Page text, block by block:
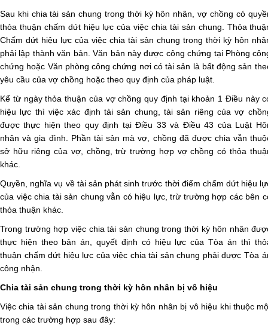
Sau khi chia tài sản chung trong thời kỳ hôn nhân, vợ chồng có
thỏa thuận chấm dứt hiệu lực của việc chia tài sản chung. Thỏa
Chấm dứt hiệu lực của việc chia tài sản chung trong thời kỳ hôn
phải lập thành văn bản. Văn bản này được công chứng tại Phòng
chứng hoặc Văn phòng công chứng nơi có tài sản là bất động sản
yêu cầu của vợ chồng hoặc theo quy định của pháp luật.
Kể từ ngày thỏa thuận của vợ chồng quy định tại khoản 1 Điều này
hiệu lực thì việc xác định tài sản chung, tài sản riêng của vợ
được thực hiện theo quy định tại Điều 33 và Điều 43 của Luật
nhân và gia đình. Phần tài sản mà vợ, chồng đã được chia vẫn
sở hữu riêng của vợ, chồng, trừ trường hợp vợ chồng có thỏa
khác.
Quyền, nghĩa vụ về tài sản phát sinh trước thời điểm chấm dứt hiệu
của việc chia tài sản chung vẫn có hiệu lực, trừ trường hợp các bên
thỏa thuận khác.
Trong trường hợp việc chia tài sản chung trong thời kỳ hôn nhân
thực hiện theo bản án, quyết định có hiệu lực của Tòa án thì
thuận chấm dứt hiệu lực của việc chia tài sản chung phải được Tòa
công nhận.
Chia tài sản chung trong thời kỳ hôn nhân bị vô hiệu
Việc chia tài sản chung trong thời kỳ hôn nhân bị vô hiệu khi thuộc
trong các trường hợp sau đây: